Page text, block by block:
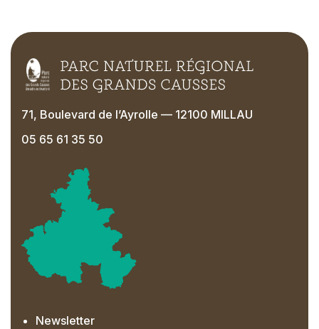
71, Boulevard de l’Ayrolle — 12100 MILLAU
05 65 61 35 50
Newsletter